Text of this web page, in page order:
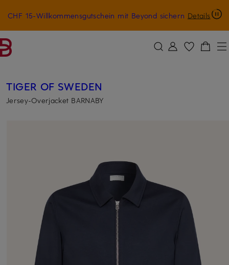
ZUM HAUPTINHALT ÜBERSPRINGEN ZUM SUCHFELD ÜBERSPRINGEN
CHF 15-Willkommensgutschein mit Beyond sichern Details
TIGER OF SWEDEN
Jersey-Overjacket BARNABY